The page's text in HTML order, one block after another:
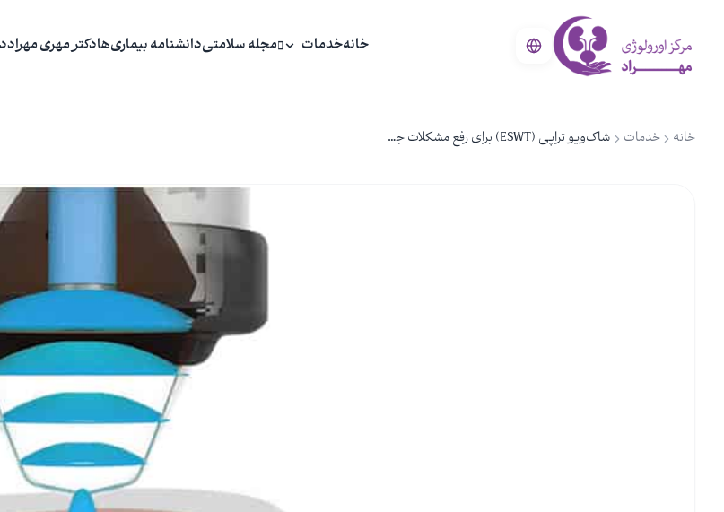
خانهخدمات مجله سلامتیدانشنامه بیماری‌هادکتر مهری مهراد
خانه خدمات شاک‌ویو تراپی (ESWT) برای رفع مشکلات جنسی آقایان